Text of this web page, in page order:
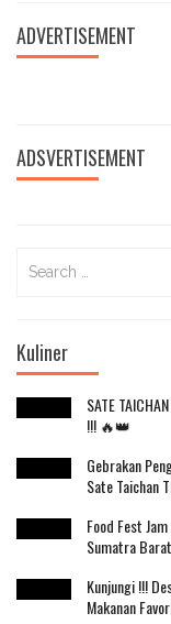
ADVERTISEMENT
ADSVERTISEMENT
for:
Kuliner
SATE
!!! 🔥👑
Gebrakan
Sate Taichan
Food Fest
Sumatra Barat
Kunjungi !!!
Makanan